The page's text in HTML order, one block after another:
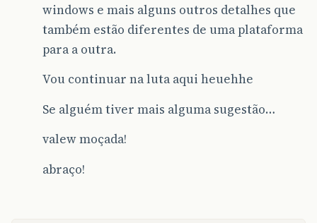
windows e mais alguns outros detalhes que
também estão diferentes de uma plataforma
para a outra.
Vou continuar na luta aqui heuehhe
Se alguém tiver mais alguma sugestão…
valew moçada!
abraço!